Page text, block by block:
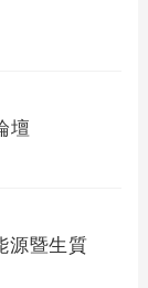
壇
源暨生質